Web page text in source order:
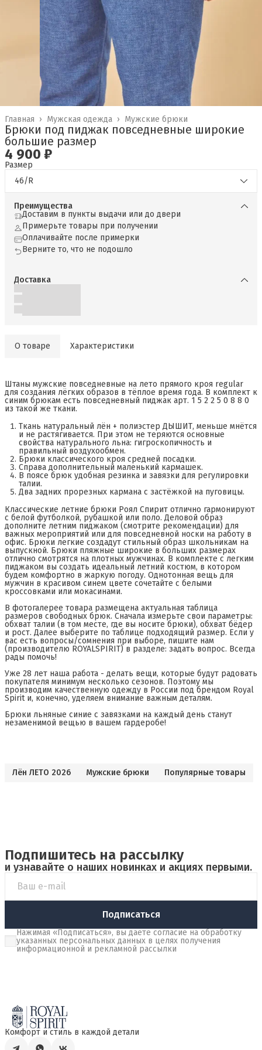
Мужские брюки
Мужская одежда ›
Главная ›
Брюки под пиджак повседневные широкие
большие размер
4 900 ₽
Размер
46/R
Преимущества
Доставим в пункты выдачи или до двери
Примерьте товары при получении
Оплачивайте после примерки
Верните то, что не подошло
Доставка
О товаре Характеристики
Штаны мужские повседневные на лето прямого кроя regular
для создания лёгких образов в тёплое время года. В комплект к
синим брюкам есть повседневный пиджак арт. 1 5 2 2 5 0 8 8 0
из такой же ткани.
Ткань натуральный лён + полиэстер ДЫШИТ, меньше мнётся
и не растягивается. При этом не теряются основные
свойства натурального льна: гигроскопичность и
правильный воздухообмен.
Брюки классического кроя средней посадки.
Справа дополнительный маленький кармашек.
В поясе брюк удобная резинка и завязки для регулировки
талии.
Два задних прорезных кармана с застёжкой на пуговицы.
Классические летние брюки Роял Спирит отлично гармонируют
с белой футболкой, рубашкой или поло. Деловой образ
дополните летним пиджаком (смотрите рекомендации) для
важных мероприятий или для повседневной носки на работу в
офис. Брюки легкие создадут стильный образ школьникам на
выпускной. Брюки пляжные широкие в больших размерах
отлично смотрятся на плотных мужчинах. В комплекте с легким
пиджаком вы создать идеальный летний костюм, в котором
будем комфортно в жаркую погоду. Однотонная вещь для
мужчин в красивом синем цвете сочетайте с белыми
кроссовками или мокасинами.
В фотогалерее товара размещена актуальная таблица
размеров свободных брюк. Сначала измерьте свои параметры:
обхват талии (в том месте, где вы носите брюки), обхват бёдер
и рост. Далее выберите по таблице подходящий размер. Если у
вас есть вопросы/сомнения при выборе, пишите нам
(производителю ROYALSPIRIT) в разделе: задать вопрос. Всегда
рады помочь!
Уже 28 лет наша работа - делать вещи, которые будут радовать
покупателя минимум несколько сезонов. Поэтому мы
производим качественную одежду в России под брендом Royal
Spirit и, конечно, уделяем внимание важным деталям.
Брюки льняные синие с завязками на каждый день станут
незаменимой вещью в вашем гардеробе!
Лён ЛЕТО 2026 Мужские брюки Популярные товары
Подпишитесь на рассылку
и узнавайте о наших новинках и акциях первыми.
Подписаться
Нажимая «Подписаться», вы даете согласие на обработку
указанных персональных данных в целях получения
информационной и рекламной рассылки
Комфорт и стиль в каждой детали